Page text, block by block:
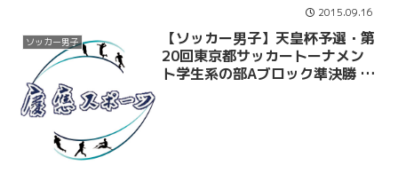
2015.09.16
ソッカー男子
【ソッカー男子】天皇杯予選・第
20回東京都サッカートーナメン
ト学生系の部Aブロック準決勝 先